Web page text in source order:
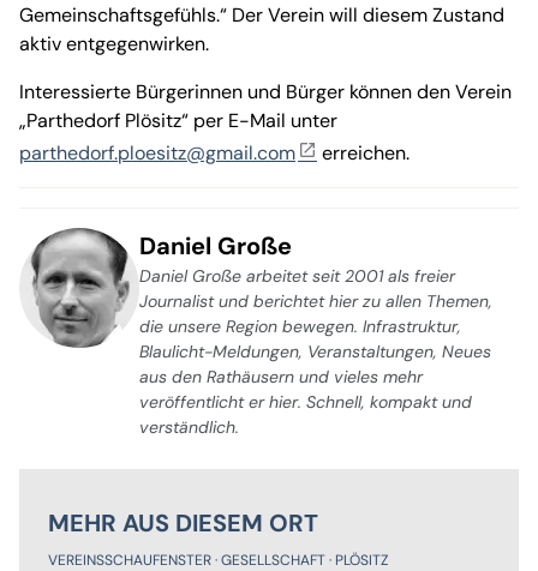
Gemeinschaftsgefühls.“ Der Verein will diesem Zustand
aktiv entgegenwirken.
Interessierte Bürgerinnen und Bürger können den Verein
„Parthedorf Plösitz“ per E-Mail unter
parthedorf.ploesitz@gmail.com
erreichen.
Daniel Große
Daniel Große arbeitet seit 2001 als freier
Journalist und berichtet hier zu allen Themen,
die unsere Region bewegen. Infrastruktur,
Blaulicht-Meldungen, Veranstaltungen, Neues
aus den Rathäusern und vieles mehr
veröffentlicht er hier. Schnell, kompakt und
verständlich.
MEHR AUS DIESEM ORT
VEREINSSCHAUFENSTER GESELLSCHAFT PLÖSITZ